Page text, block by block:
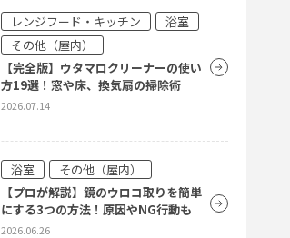
レンジフード・キッチン
浴室
その他（屋内）
【完全版】ウタマロクリーナーの使い
方19選！窓や床、換気扇の掃除術
2026.07.14
浴室
その他（屋内）
【プロが解説】鏡のウロコ取りを簡単
にする3つの方法！原因やNG行動も
2026.06.26